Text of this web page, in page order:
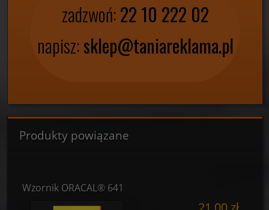
zadzwoń:22 10 222 02
napisz:sklep@taniareklama.pl
Produkty powiązane
Wzornik ORACAL® 641